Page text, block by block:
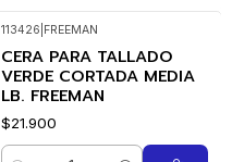
113426 FREEMAN
CERA PARA TALLADO
VERDE CORTADA MEDIA
LB. FREEMAN
$21.900